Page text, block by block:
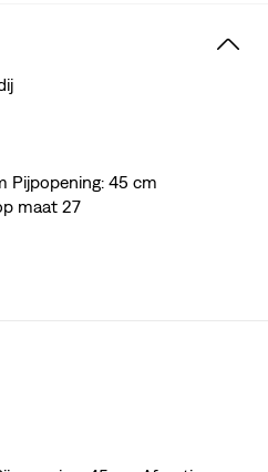
is gemaakt met Stay Dark-
dat het zijn ware kleur tot 20
Pijpopening: 45 cm
maat 27